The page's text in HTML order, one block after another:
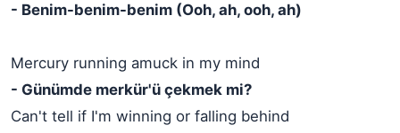
- Benim-benim-benim (Ooh, ah, ooh, ah)
Mercury running amuck in my mind
- Günümde merkür'ü çekmek mi?
Can't tell if I'm winning or falling behind